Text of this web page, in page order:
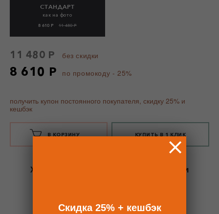
СТАНДАРТ
как на фото
8 610 Р 11 480 Р
11 480 Р без скидки
8 610 Р по промокоду - 25%
получить купон постоянного покупателя, скидку 25% и
кешбэк
В КОРЗИНУ КУПИТЬ В 1 КЛИК
Хотите сразу
и
Скидка 25% + кешбэк